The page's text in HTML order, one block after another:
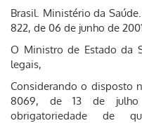
Brasil. Ministério da
822, de 06 de junho de
O Ministro de Estado da
legais,
Considerando o disposto
8069, de 13 de julho
obrigatoriedade de